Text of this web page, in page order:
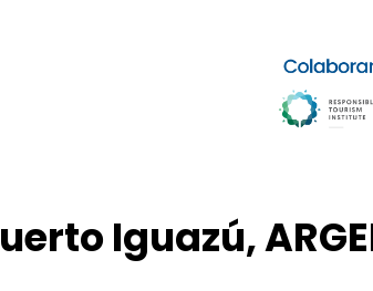
Iguazú,